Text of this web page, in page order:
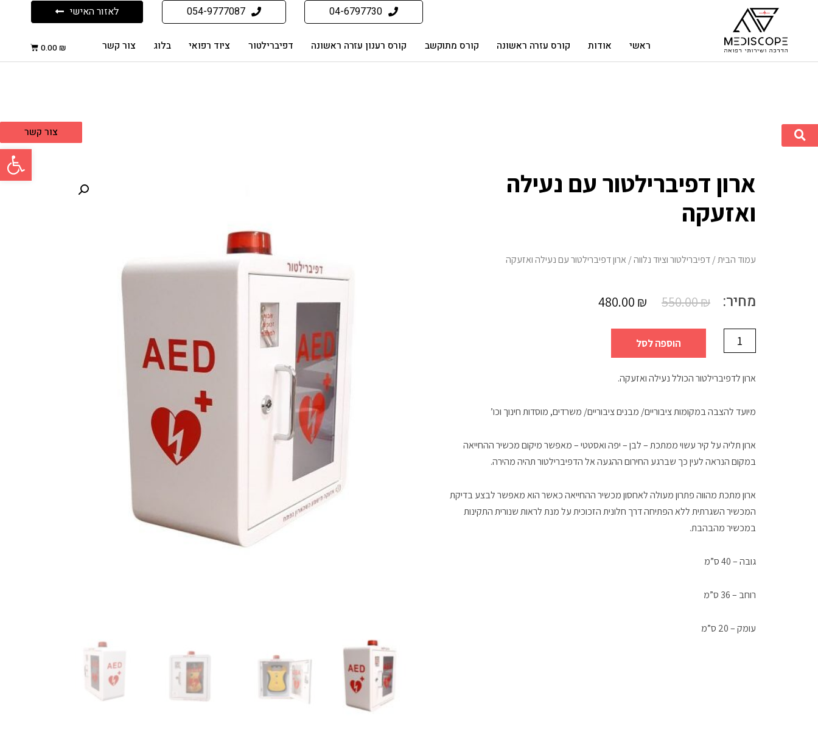
04-6797730
054-9777087 לאזור האישי
ראשי אודות קורס עזרה ראשונה קורס מתוקשב קורס רענון עזרה ראשונה דפיברילטור ציוד רפואי בלוג צור קשר 0.00 ₪
צור קשר
ארון דפיברילטור עם נעילה
ואזעקה
עמוד הבית/דפיברילטור וציוד נלווה/ ארון דפיברילטור עם נעילה ואזעקה
מחיר: 550.00₪
480.00 ₪
הוספה לסל
ארון לדפיברילטור הכולל נעילה ואזעקה.
מיועד להצבה במקומות ציבוריים/ מבנים ציבוריים/ משרדים, מוסדות חינוך וכו’
ארון תליה על קיר עשוי ממתכת – לבן – יפה ואסטטי – מאפשר מיקום מכשיר ההחייאה
במקום הנראה לעין כך שברגע החירום ההגעה אל הדפיברילטור תהיה מהירה.
ארון מתכת מהווה פתרון מעולה לאחסון מכשיר ההחייאה כאשר הוא מאפשר לבצע בדיקת
המכשיר השגרתית ללא הפתיחה דרך חלונית הזכוכית על מנת לראות שנורית התקינות
במכשיר מהבהבת.
גובה – 40 ס”מ
רוחב – 36 ס”מ
עומק – 20 ס”מ
פתח